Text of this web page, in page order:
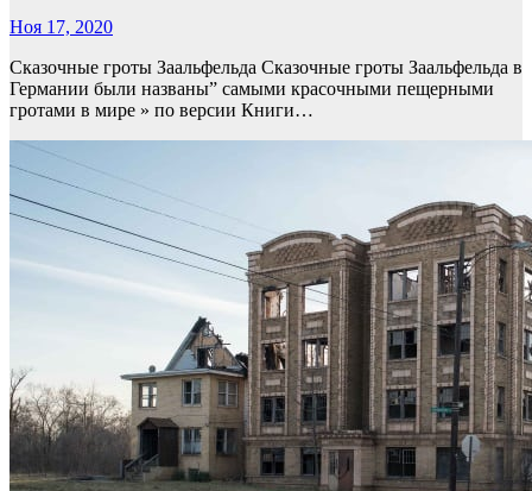
Ноя 17, 2020
Сказочные гроты Заальфельда Сказочные гроты Заальфельда в
Германии были названы” самыми красочными пещерными
гротами в мире » по версии Книги…